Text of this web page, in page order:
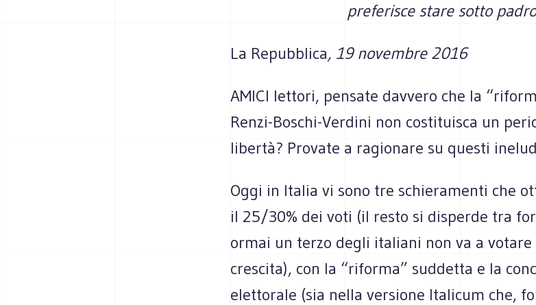
preferisce stare sotto
La Repubblica, 19 novembre 2016
AMICI lettori, pensate davvero che la
Renzi-Boschi-Verdini non costituisca un
libertà? Provate a ragionare su questi
Oggi in Italia vi sono tre schieramenti che
il 25/30% dei voti (il resto si disperde tra
ormai un terzo degli italiani non va a
crescita), con la “riforma” suddetta e la
elettorale (sia nella versione Italicum che,